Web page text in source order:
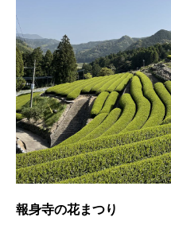
報身寺の花まつり